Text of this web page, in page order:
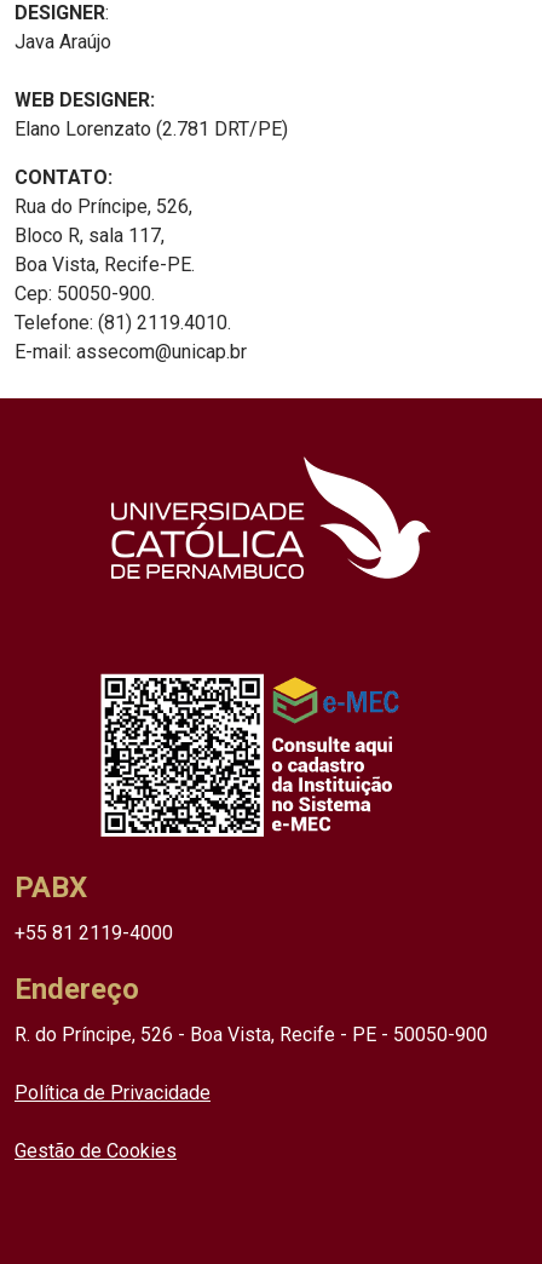
DESIGNER:
Java Araújo
WEB DESIGNER:
Elano Lorenzato (2.781 DRT/PE)
CONTATO:
Rua do Príncipe, 526,
Bloco R, sala 117,
Boa Vista, Recife-PE.
Cep: 50050-900.
Telefone: (81) 2119.4010.
E-mail: assecom@unicap.br
PABX
+55 81 2119-4000
Endereço
R. do Príncipe, 526 - Boa Vista, Recife - PE - 50050-900
Política de Privacidade
Gestão de Cookies